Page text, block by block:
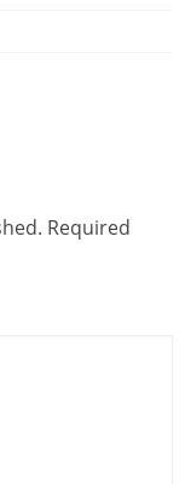
Required